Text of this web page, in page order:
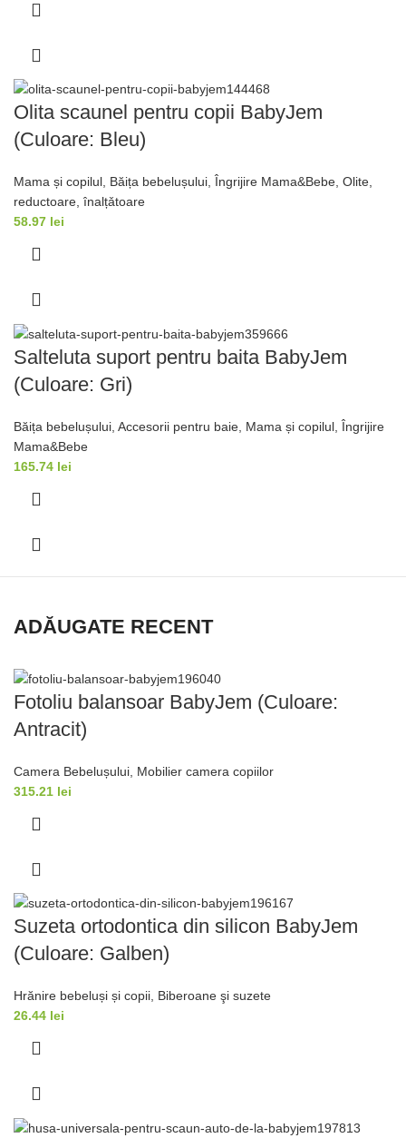
Olita scaunel pentru copii BabyJem
(Culoare: Bleu)
Mama și copilul, Băița bebelușului, Îngrijire Mama&Bebe, Olite,
reductoare, înalțǎtoare
58.97 lei
Salteluta suport pentru baita BabyJem
(Culoare: Gri)
Băița bebelușului Accesorii pentru baie Mama și copilul Îngrijire
Mama&Bebe
165.74 lei
ADĂUGATE RECENT
Fotoliu balansoar BabyJem (Culoare:
Antracit)
Camera Bebelușului Mobilier camera copiilor
315.21 lei
Suzeta ortodontica din silicon BabyJem
(Culoare: Galben)
Hrănire bebeluși și copii, Biberoane şi suzete
26.44 lei